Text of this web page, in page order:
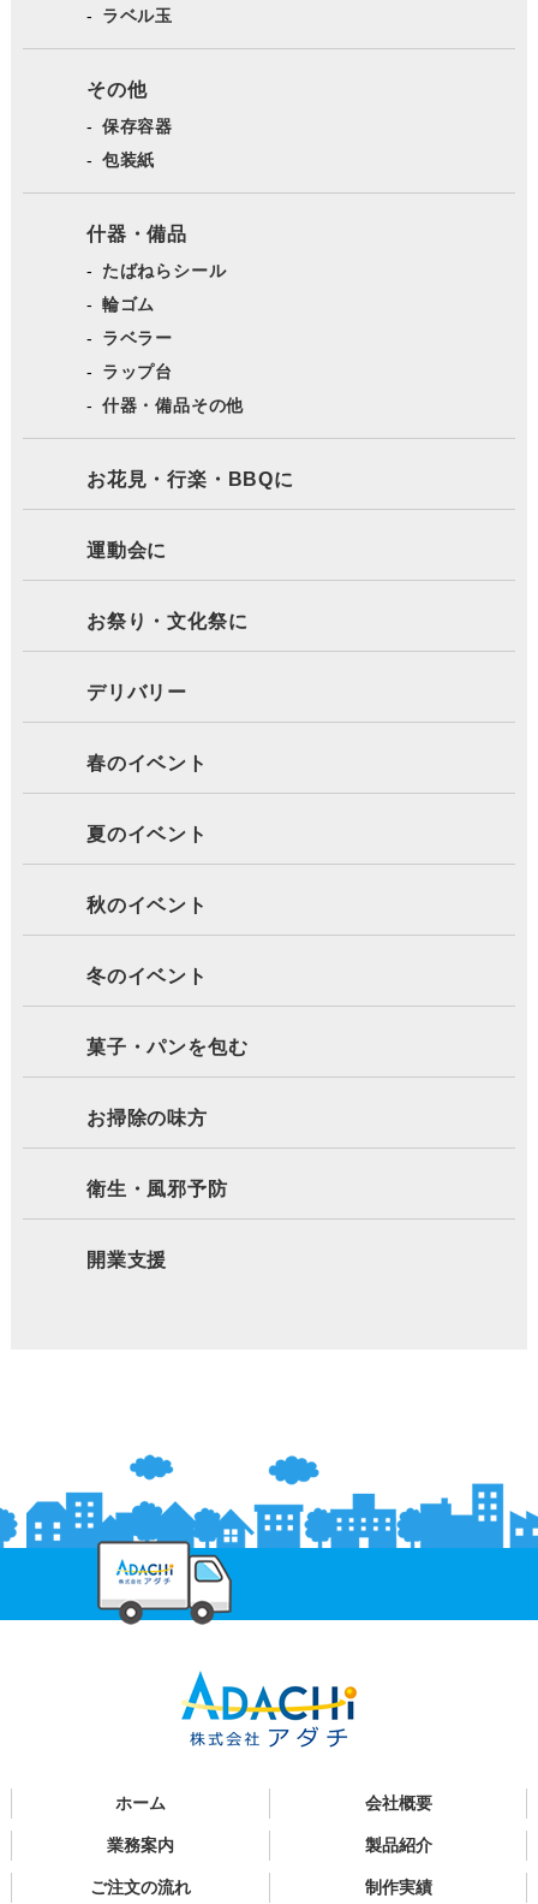
ラベル玉
その他
保存容器
包装紙
什器・備品
たばねらシール
輪ゴム
ラベラー
ラップ台
什器・備品その他
お花見・行楽・BBQに
運動会に
お祭り・文化祭に
デリバリー
春のイベント
夏のイベント
秋のイベント
冬のイベント
菓子・パンを包む
お掃除の味方
衛生・風邪予防
開業支援
ホーム 会社概要
業務案内 製品紹介
ご注文の流れ 制作実績